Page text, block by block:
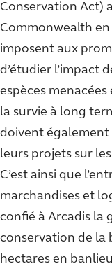
Conservation Act)
Commonwealth en
imposent aux
d’étudier l’impact
espèces
la survie à long
doivent également
leurs projets sur
C’est ainsi que
marchandises et
confié à Arcadis la
conservation de la
hectares en